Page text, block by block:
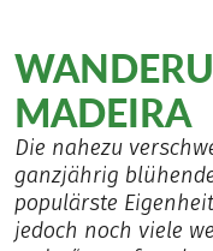
MADEIRA
Die nahezu
ganzjährig
populärste
jedoch noch viele